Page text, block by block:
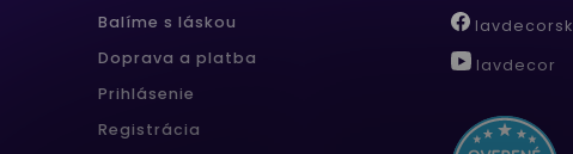
Balíme s láskou
Doprava a platba
Prihlásenie
Registrácia
lavdecorsk
lavdecor